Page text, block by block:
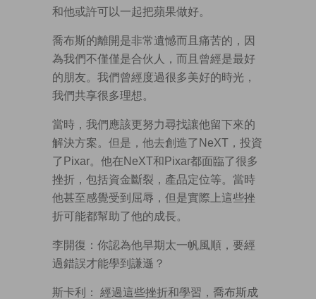
和他或許可以一起把蘋果做好。
喬布斯的離開是非常遺憾而且痛苦的，因
為我們不僅僅是合伙人，而且曾經是最好
的朋友。我們曾經度過很多美好的時光，
我們共享很多理想。
當時，我們應該更努力尋找讓他留下來的
解決方案。但是，他去創造了NeXT，投資
了Pixar。他在NeXT和Pixar都面臨了很多
挫折，包括資金斷裂，產品定位等。當時
他甚至感覺受到屈辱，但是實際上這些挫
折可能都幫助了他的成長。
李開復：你認為他早期太一帆風順，要經
過錯誤才能學到謙遜？
斯卡利： 經過這些挫折和學習，喬布斯成